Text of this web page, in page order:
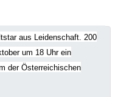
aus Leidenschaft. 200
um 18 Uhr ein
der Österreichischen